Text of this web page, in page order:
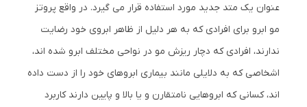
عنوان یک متد جدید مورد استفاده قرار می گیرد. در واقع پروتز
مو ابرو برای افرادی که به هر دلیل از ظاهر ابروی خود رضایت
ندارند، افرادی که دچار ریزش مو در نواحی مختلف ابرو شده اند،
اشخاصی که به دلایلی مانند بیماری ابروهای خود را از دست داده
اند، کسانی که ابروهایی نامتقارن و یا بالا و پایین دارند کاربرد